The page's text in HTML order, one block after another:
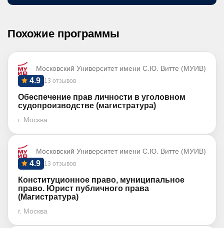
Похожие программы
Московский Университет имени С.Ю. Витте (МУИВ)
13 отзывов
4.9
Обеспечение прав личности в уголовном
судопроизводстве (магистратура)
г. Москва
Московский Университет имени С.Ю. Витте (МУИВ)
13 отзывов
4.9
Конституционное право, муниципальное
право. Юрист публичного права
(Магистратура)
г. Москва